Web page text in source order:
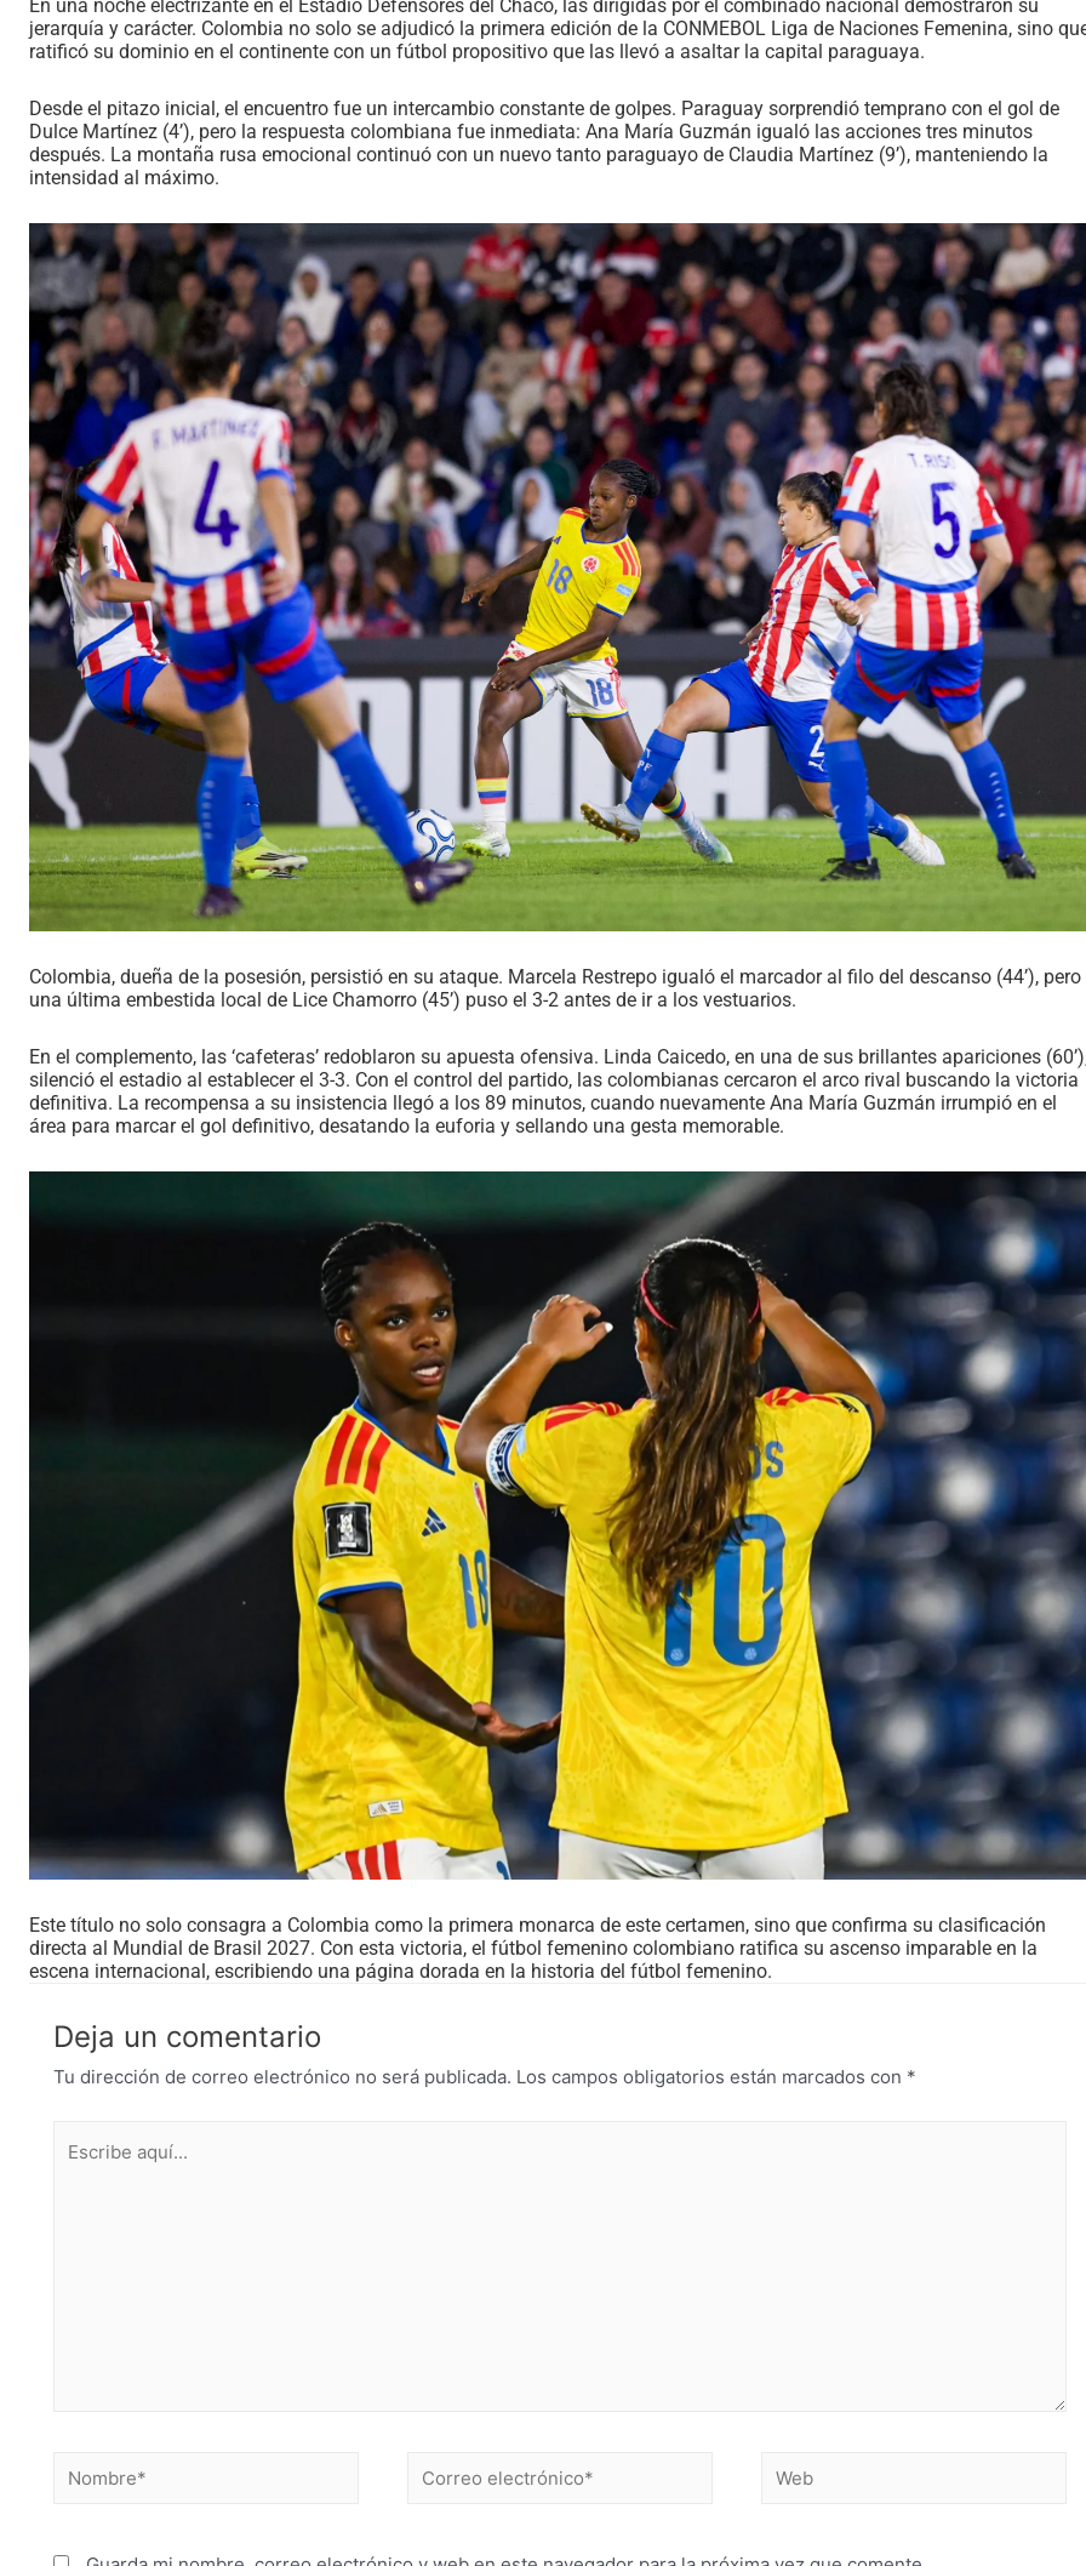
En una noche electrizante en el Estadio Defensores del Chaco, las dirigidas por el combinado nacional demostraron su
jerarquía y carácter. Colombia no solo se adjudicó la primera edición de la CONMEBOL Liga de Naciones Femenina, sino
ratificó su dominio en el continente con un fútbol propositivo que las llevó a asaltar la capital paraguaya.
Desde el pitazo inicial, el encuentro fue un intercambio constante de golpes. Paraguay sorprendió temprano con el gol de
Dulce Martínez (4’), pero la respuesta colombiana fue inmediata: Ana María Guzmán igualó las acciones tres minutos
después. La montaña rusa emocional continuó con un nuevo tanto paraguayo de Claudia Martínez (9’), manteniendo la
intensidad al máximo.
Colombia, dueña de la posesión, persistió en su ataque. Marcela Restrepo igualó el marcador al filo del descanso (44’), pero
una última embestida local de Lice Chamorro (45’) puso el 3-2 antes de ir a los vestuarios.
En el complemento, las ‘cafeteras’ redoblaron su apuesta ofensiva. Linda Caicedo, en una de sus brillantes apariciones
silenció el estadio al establecer el 3-3. Con el control del partido, las colombianas cercaron el arco rival buscando la victoria
definitiva. La recompensa a su insistencia llegó a los 89 minutos, cuando nuevamente Ana María Guzmán irrumpió en el
área para marcar el gol definitivo, desatando la euforia y sellando una gesta memorable.
Este título no solo consagra a Colombia como la primera monarca de este certamen, sino que confirma su clasificación
directa al Mundial de Brasil 2027. Con esta victoria, el fútbol femenino colombiano ratifica su ascenso imparable en la
escena internacional, escribiendo una página dorada en la historia del fútbol femenino.
Deja un comentario
Tu dirección de correo electrónico no será publicada. Los campos obligatorios están marcados con *